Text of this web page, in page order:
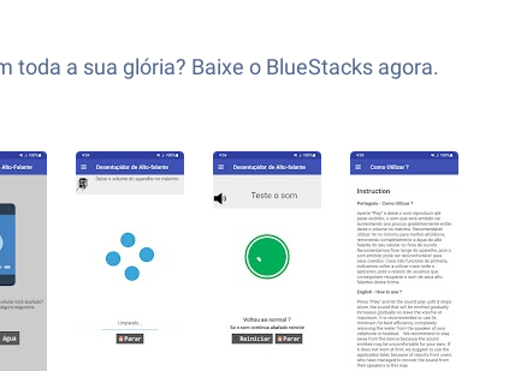
a sua glória? Baixe o BlueStacks agora.